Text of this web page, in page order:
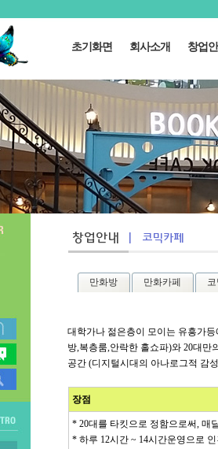
초기화면 회사소개 창업
만화방 만화카페
대학가나 젊은층이 모이는 유흥가
방,복층룸,안락한 홀쇼파)와 20대
공간 (디지털시대의 아나로그적 감
장점
* 20대를 타킷으로 정함으로써, 매
* 하루 12시간 ~ 14시간운영으로